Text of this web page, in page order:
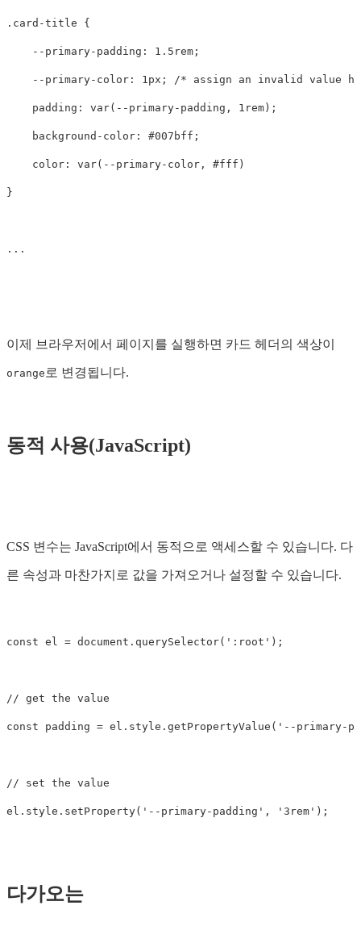
.card-title {
--primary-padding : 1.5rem ;
--primary-color : 1px ; /* assign an invalid value
padding : var( --primary-padding , 1rem );
background-color : #007bff ;
color : var( --primary-color , #fff )
}
...
이제 브라우저에서 페이지를 실행하면 카드 헤더의 색상이
orange 로 변경됩니다.
동적 사용(JavaScript)
CSS 변수는 JavaScript에서 동적으로 액세스할 수 있습니다. 다
른 속성과 마찬가지로 값을 가져오거나 설정할 수 있습니다.
const el = document . querySelector( ' :root ' );
// get the value
const padding = el . style . getPropertyValue ( ' --primary-
// set the value
el . style . setProperty( ' --primary-padding ' , ' 3rem ' );
다가오는